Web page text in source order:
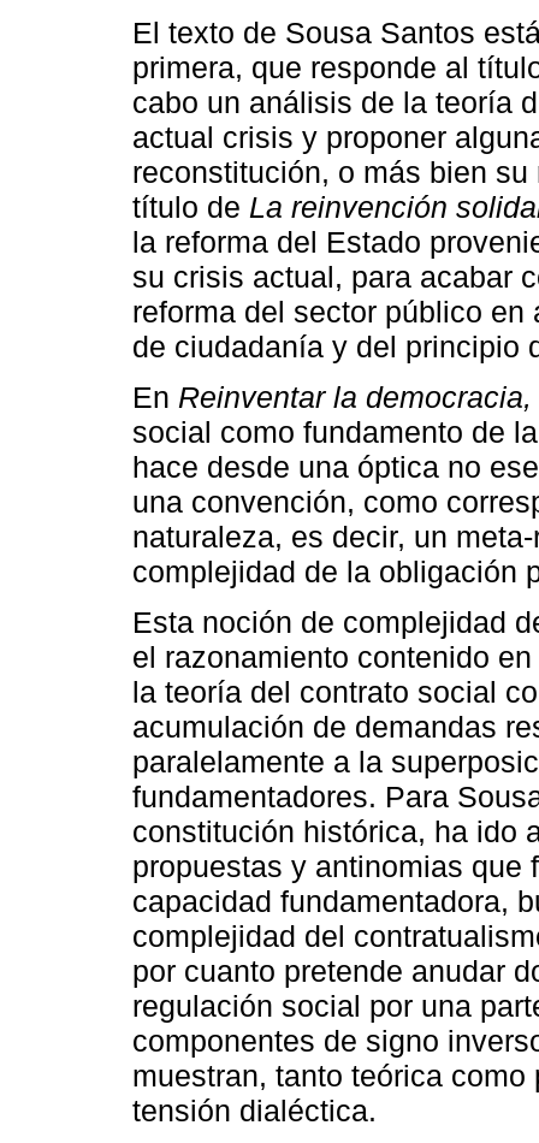
El texto de Sousa Santos
primera, que responde al
cabo un análisis de la teoría
actual crisis y proponer
reconstitución, o más bien
título de La reinvención
la reforma del Estado
su crisis actual, para acabar
reforma del sector público
de ciudadanía y del principio
En Reinventar la democracia,
social como fundamento de
hace desde una óptica no
una convención, como
naturaleza, es decir, un
complejidad de la obligación
Esta noción de complejidad
el razonamiento contenido
la teoría del contrato social
acumulación de demandas
paralelamente a la
fundamentadores. Para
constitución histórica, ha ido
propuestas y antinomias que
capacidad fundamentadora,
complejidad del
por cuanto pretende anudar
regulación social por una
componentes de signo
muestran, tanto teórica
tensión dialéctica.